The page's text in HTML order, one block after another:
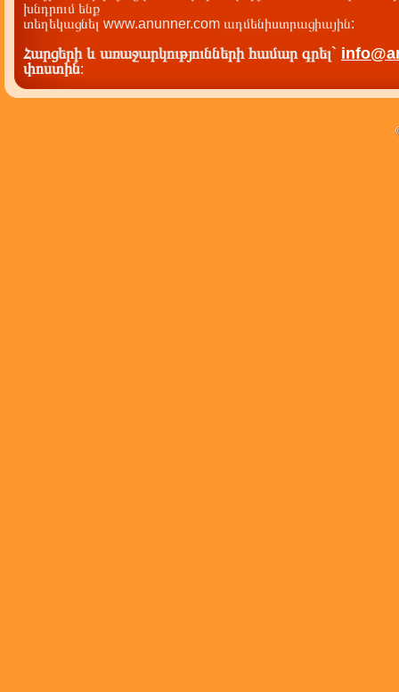
խնդրում ենք
տեղեկացնել www.anunner.com ադմենիստրացիային:
Հարցերի և առաջարկությունների համար գրել`
փոստին: